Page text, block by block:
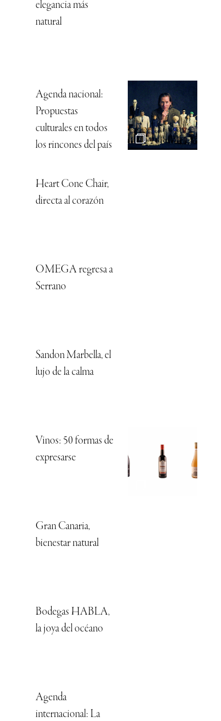
elegancia más
natural
Agenda nacional:
Propuestas
culturales en todos
los rincones del país
Heart Cone Chair,
directa al corazón
OMEGA regresa a
Serrano
Sandon Marbella, el
lujo de la calma
Vinos: 50 formas de
expresarse
Gran Canaria,
bienestar natural
Bodegas HABLA,
la joya del océano
Agenda
internacional: La